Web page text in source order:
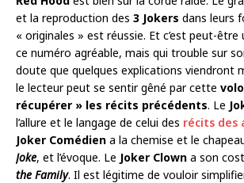
et la reproduction des 3 Jokers dans leurs
« originales » est réussie. Et c’est peut-être
ce numéro agréable, mais qui trouble sur
doute que quelques explications viendront
le lecteur peut se sentir gêné par cette
récupérer » les récits précédents. Le
l’allure et le langage de celui des récits des
Joker Comédien a la chemise et le
Joke, et l’évoque. Le Joker Clown a son
the Family. Il est légitime de vouloir